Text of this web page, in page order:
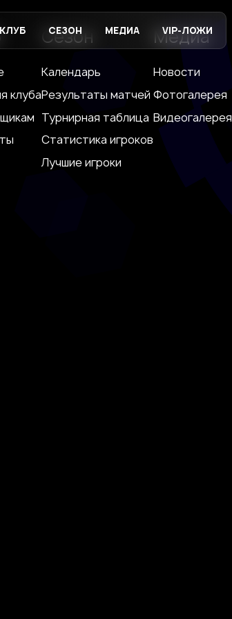
КЛУБ СЕЗОН МЕДИА VIP-ЛОЖИ
клуба
Сезон
Календарь
Результаты матчей
Турнирная таблица
Статистика игроков
Лучшие игроки
Медиа
Новости
Фотогалерея
Видеогалерея